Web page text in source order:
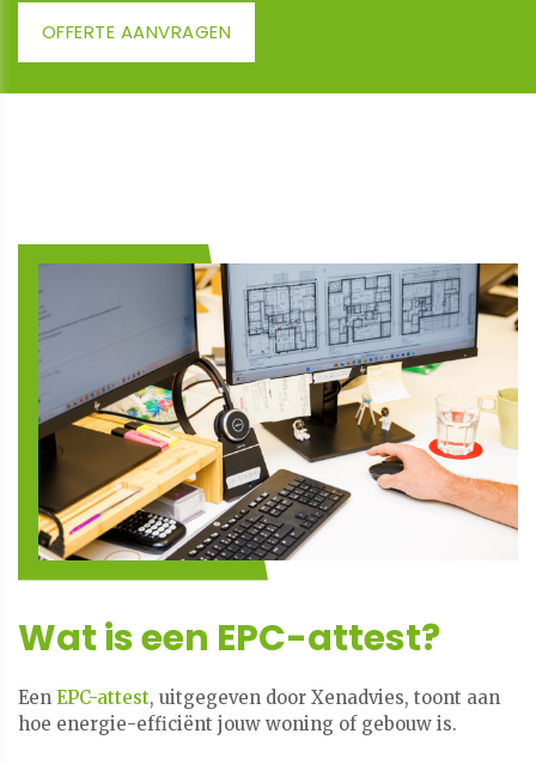
OFFERTE AANVRAGEN
Wat is een EPC-attest?
Een EPC-attest, uitgegeven door Xenadvies, toont aan
hoe energie-efficiënt jouw woning of gebouw is.